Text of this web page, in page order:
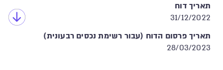
תאריך דוח
31/12/2022
תאריך פרסום הדוח (עבור רשימת נכסים רבעונית)
28/03/2023